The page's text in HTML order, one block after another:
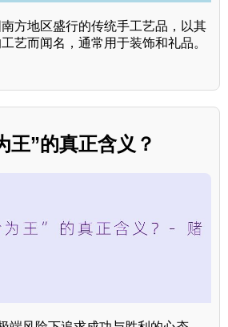
方地区盛行的传统手工艺品，以其
艺而闻名，通常用于装饰和礼品。
王”的真正含义？